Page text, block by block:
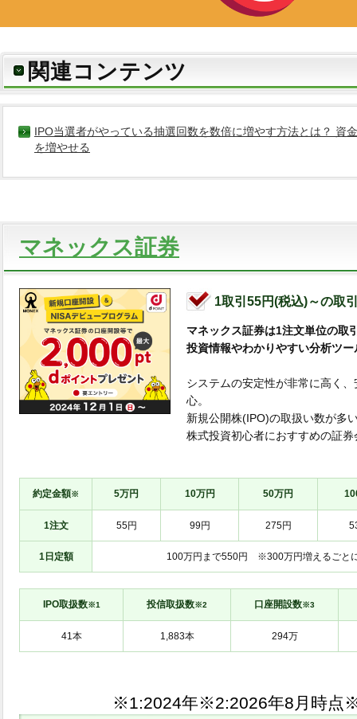
関連コンテンツ
IPO当選者がやっている抽選回数を数倍に増やす方法とは？ 資
を増やせる
マネックス証券
1取引55円(税込)～の取
マネックス証券は1注文単位の取
投資情報やわかりやすい分析ツー
システムの安定性が非常に高く
心。
新規公開株(IPO)の取扱い数が多
株式投資初心者におすすめの証券
約定金額※ 5万円 10万円 50万円
1注文 55円 99円 275円
1日定額 100万円まで550円 ※300万円増えるごと
IPO取扱数※1 投信取扱数※2 口座開設数※3
※1: ※2: